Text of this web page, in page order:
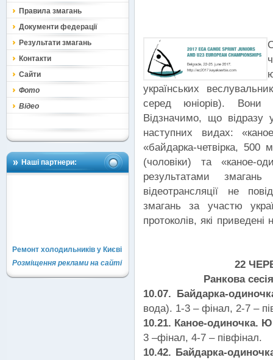
Правила змагань
Документи федерації
Результати змагань
Контакти
Сайти
Фото
Відео
Наші партнери:
Ремонт холодильників у Києві
Розміщення реклами на сайті
українських
серед юніорів).
Відзначимо, що відразу
наступних видах:
«байдарка-четвірка, 500
(чоловіки) та «каное-
результатами
відеотрансляції не
змагань за участю
протоколів, які
22
Ранкова
10.07. Байдарка-
вода). 1-3 – фінал, 2-7 –
10.21. Каное-одиночка.
3 –фінал, 4-7 – півфінал.
10.42. Байдарка-